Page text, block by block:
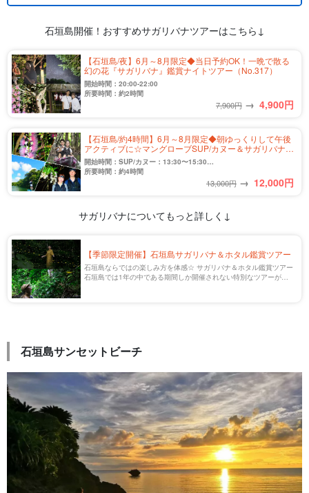
石垣島開催！おすすめサガリバナツアーはこちら↓
【石垣島/夜】6月～8月限定◆当日予約OK！一晩で散る
幻の花『サガリバナ』鑑賞ナイトツアー（No.317）
開始時間：20:00-22:00
所要時間：約2時間
7,900円 → 4,900円
【石垣島/約4時間】6月～8月限定◆朝ゆっくりして午後
アクティブに☆マングローブSUP/カヌー＆サガリバナ鑑
賞ツアー★写真無料＆送迎付きー★写真無料＆送迎付き
（No.390）
開始時間：SUP/カヌー：13:30〜15:30
サガリバナ鑑賞：20:00〜22:00
所要時間：約4時間
13,000円 → 12,000円
サガリバナについてもっと詳しく↓
【季節限定開催】石垣島サガリバナ＆ホタル鑑賞ツアー
石垣島ならではの楽しみ方を体感☆ サガリバナ＆ホタル鑑賞ツアー
石垣島では1年の中である期間しか開催されない特別なツアーがあ
石垣島サンセットビーチ